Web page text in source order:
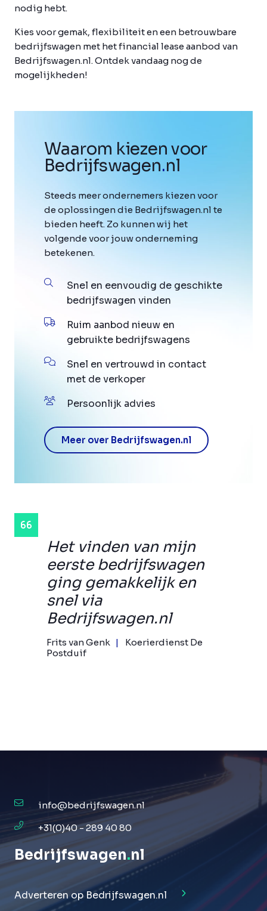
nodig hebt.
Kies voor gemak, flexibiliteit en een betrouwbare
bedrijfswagen met het financial lease aanbod van
Bedrijfswagen.nl. Ontdek vandaag nog de
mogelijkheden!
Het vinden van mijn
eerste bedrijfswagen
ging gemakkelijk en
snel via
Bedrijfswagen.nl
Frits van Genk
Koerierdienst De
Postduif
Waarom kiezen voor
Bedrijfswagen.nl
Steeds meer ondernemers kiezen voor
de oplossingen die Bedrijfswagen.nl te
bieden heeft. Zo kunnen wij het
volgende voor jouw onderneming
betekenen.
Snel en eenvoudig de geschikte
bedrijfswagen vinden
Ruim aanbod nieuw en
gebruikte bedrijfswagens
Snel en vertrouwd in contact
met de verkoper
Persoonlijk advies
Meer over Bedrijfswagen.nl
info@bedrijfswagen.nl
+31(0)40 - 289 40 80
Bedrijfswagen.nl
Adverteren op Bedrijfswagen.nl